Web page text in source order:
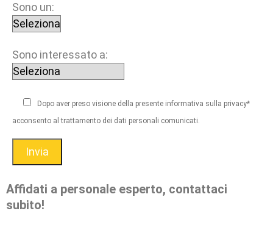
Sono un:
Sono interessato a:
Dopo aver preso visione della presente informativa sulla privacy*
acconsento al trattamento dei dati personali comunicati.
Affidati a personale esperto, contattaci
subito!